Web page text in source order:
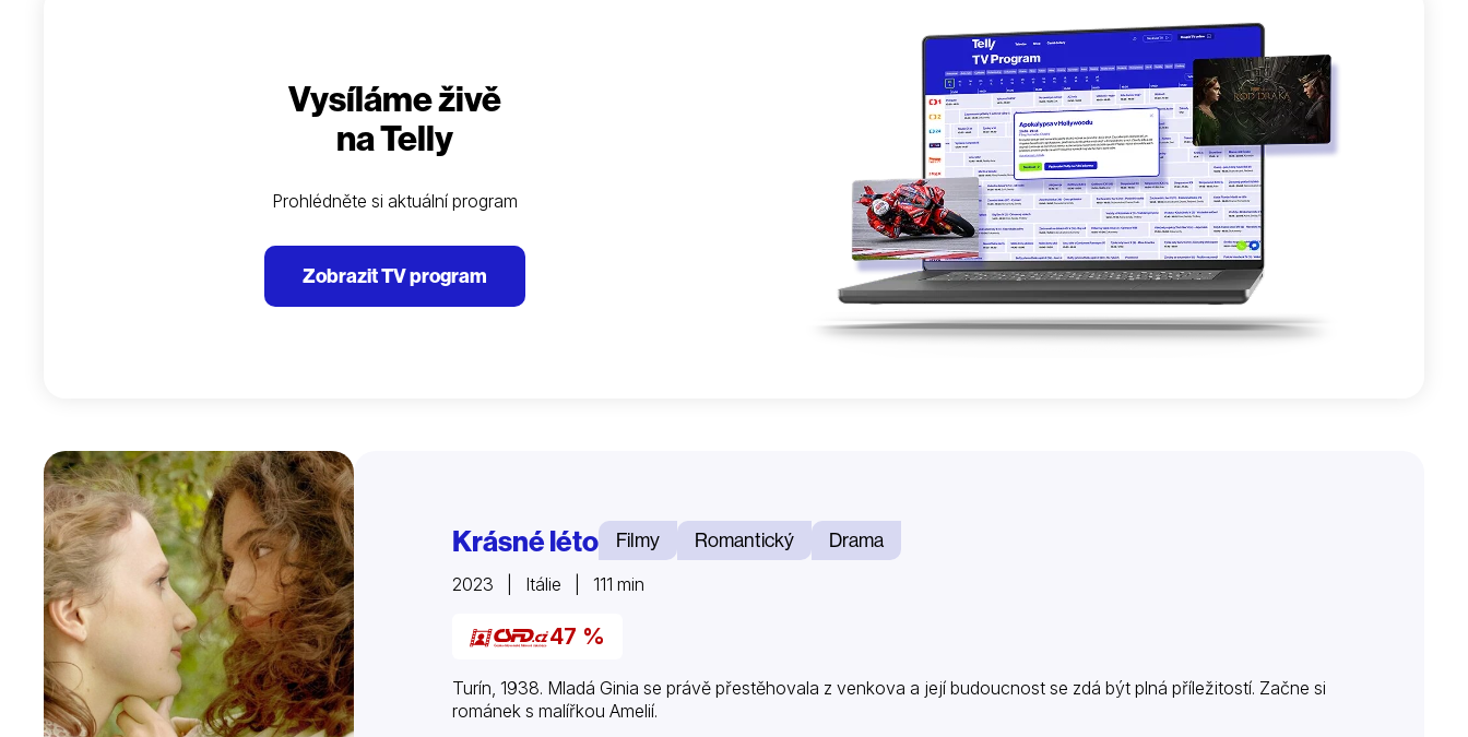
Vysíláme živě
na Telly
Prohlédněte si aktuální program
Zobrazit TV program
Krásné léto Filmy Romantický Drama
2023 | Itálie | 111 min
47 %
Turín, 1938. Mladá Ginia se právě přestěhovala z venkova a její budoucnost se zdá být plná příležitostí. Začne si
románek s malířkou Amelií.